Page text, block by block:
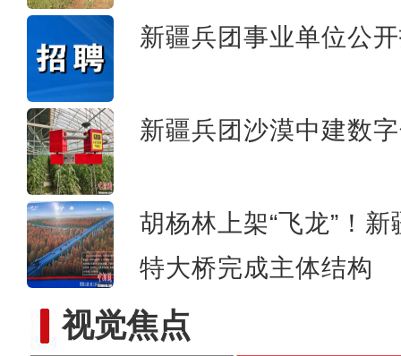
新疆兵团事业单位公
新疆兵团沙漠中建数字
胡杨林上架“飞龙”！
特大桥完成主体结构
视觉焦点《游在新疆、吃住在兵团》